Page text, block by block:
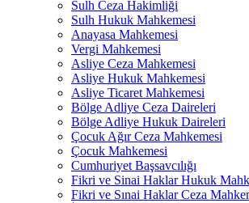
Sulh Ceza Hakimliği
Sulh Hukuk Mahkemesi
Anayasa Mahkemesi
Vergi Mahkemesi
Asliye Ceza Mahkemesi
Asliye Hukuk Mahkemesi
Asliye Ticaret Mahkemesi
Bölge Adliye Ceza Daireleri
Bölge Adliye Hukuk Daireleri
Çocuk Ağır Ceza Mahkemesi
Çocuk Mahkemesi
Cumhuriyet Başsavcılığı
Fikri ve Sinai Haklar Hukuk
Fikri ve Sınai Haklar Ceza